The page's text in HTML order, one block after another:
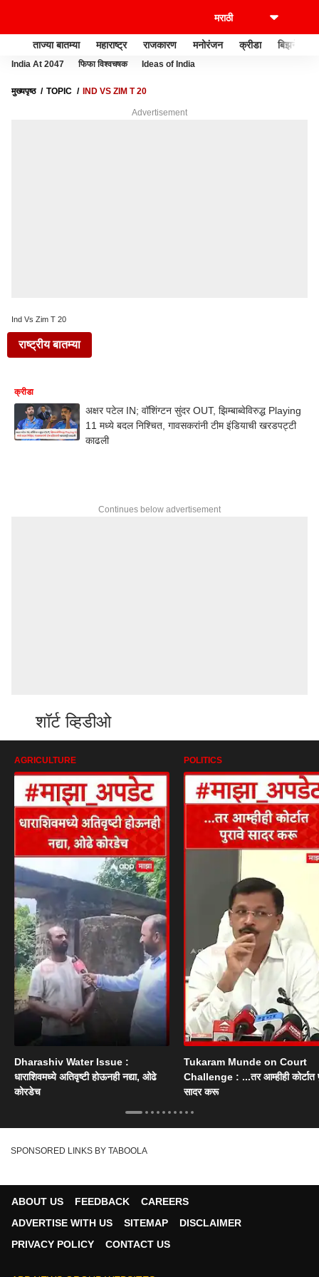
ताज्या बातम्या महाराष्ट्र राजकारण मनोरंजन क्रीडा बिझनेस
India At 2047 फिफा विश्वचषक Ideas of India
मुख्यपृष्ठ TOPIC IND VS ZIM T 20
Advertisement
Ind Vs Zim T 20
राष्ट्रीय बातम्या
क्रीडा
अक्षर पटेल IN; वॉशिंग्टन सुंदर OUT, झिम्बाब्वेविरुद्ध Playing
11 मध्ये बदल निश्चित, गावसकरांनी टीम इंडियाची खरडपट्टी
काढली
Continues below advertisement
शॉर्ट व्हिडीओ
AGRICULTURE
Dharashiv Water Issue :
धाराशिवमध्ये अतिवृष्टी होऊनही नद्या, ओढे
कोरडेच
POLITICS
Tukaram Munde on Court
Challenge : ...तर आम्हीही कोर्टात
सादर करू
SPONSORED LINKS BY TABOOLA
ABOUT US FEEDBACK
CAREERS
ADVERTISE WITH US
SITEMAP
DISCLAIMER
PRIVACY POLICY
CONTACT US